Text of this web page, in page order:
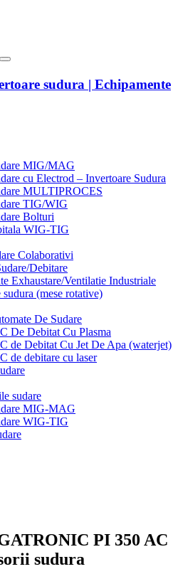
MIG/MAG
cu Electrod – Invertoare Sudura
MULTIPROCES
TIG/WIG
Bolturi
WIG-TIG
Colaborativi
Debitare
Exhaustare/Ventilatie Industriale
(mese rotative)
De Sudare
De Debitat Cu Plasma
de Debitat Cu Jet De Apa (waterjet)
de debitare cu laser
sudare
MIG-MAG
WIG-TIG
PI 350 AC
sudura